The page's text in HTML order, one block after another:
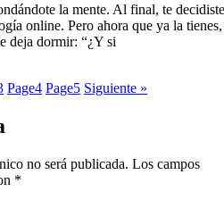
la mente. Al final, te decidiste
online. Pero ahora que ya la tienes,
deja dormir: “¿Y si
Page4 Page5 Siguiente »
no será publicada. Los campos
*